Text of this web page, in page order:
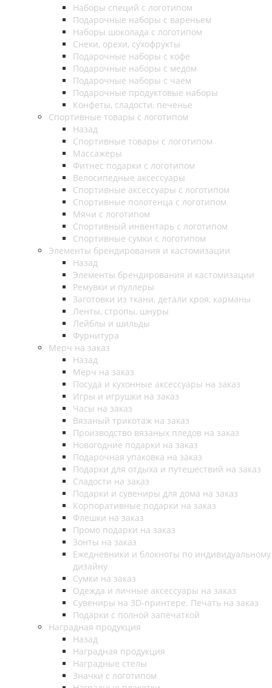
Наборы специй с логотипом
Подарочные наборы с вареньем
Наборы шоколада с логотипом
Снеки, орехи, сухофрукты
Подарочные наборы с кофе
Подарочные наборы с медом
Подарочные наборы с чаем
Подарочные продуктовые наборы
Конфеты, сладости, печенье
Спортивные товары с логотипом
Назад
Спортивные товары с логотипом
Массажеры
Фитнес подарки с логотипом
Велосипедные аксессуары
Спортивные аксессуары с логотипом
Спортивные полотенца с логотипом
Мячи с логотипом
Спортивный инвентарь с логотипом
Спортивные сумки с логотипом
Элементы брендирования и кастомизации
Назад
Элементы брендирования и кастомизации
Ремувки и пуллеры
Заготовки из ткани, детали кроя, карманы
Ленты, стропы, шнуры
Лейблы и шильды
Фурнитура
Мерч на заказ
Назад
Мерч на заказ
Посуда и кухонные аксессуары на заказ
Игры и игрушки на заказ
Часы на заказ
Вязаный трикотаж на заказ
Производство вязаных пледов на заказ
Новогодние подарки на заказ
Подарочная упаковка на заказ
Подарки для отдыха и путешествий на заказ
Сладости на заказ
Подарки и сувениры для дома на заказ
Корпоративные подарки на заказ
Флешки на заказ
Промо подарки на заказ
Зонты на заказ
Ежедневники и блокноты по индивидуальному
дизайну
Сумки на заказ
Одежда и личные аксессуары на заказ
Сувениры на 3D-принтере. Печать на заказ
Подарки с полной запечаткой
Наградная продукция
Назад
Наградная продукция
Наградные стелы
Значки с логотипом